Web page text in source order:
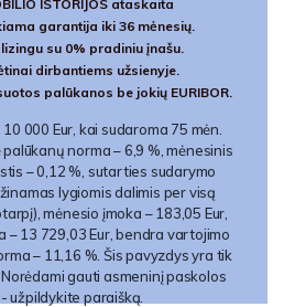
ISTORIJOS ataskaita
garantija iki 36 mėnesių.
su 0% pradiniu įnašu.
dirbantiems užsienyje.
palūkanos be jokių EURIBOR.
000 Eur, kai sudaroma 75 mėn.
norma – 6,9 %, mėnesinis
– 0,12 %, sutarties sudarymo
lygiomis dalimis per visą
mėnesio įmoka – 183,05 Eur,
– 13 729,03 Eur, bendra vartojimo
– 11,16 %. Šis pavyzdys yra tik
gauti asmeninį paskolos
užpildykite paraišką.